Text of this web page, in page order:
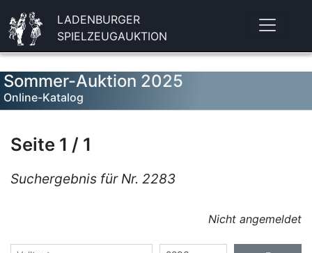
LADENBURGER
SPIELZEUGAUKTION
Sommer-Auktion 2025
Online-Katalog
Seite 1 / 1
Suchergebnis für Nr. 2283
Nicht angemeldet